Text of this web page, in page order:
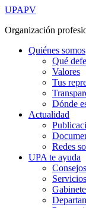
Ir
contenido
UPAPV
Organización
Quiénes somos
Qué
Valores
Tus
Dónde
Actualidad
Redes
UPA te ayuda